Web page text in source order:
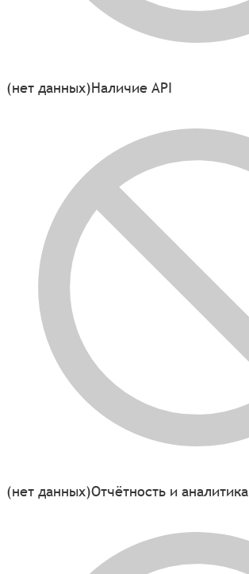
(нет данных)Наличие API
(нет данных)Отчётность и аналитика